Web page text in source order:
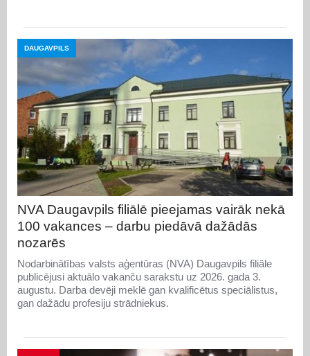
DAUGAVPILS
NVA Daugavpils filiālē pieejamas vairāk nekā
100 vakances – darbu piedāvā dažādās
nozarēs
Nodarbinātības valsts aģentūras (NVA) Daugavpils filiāle
publicējusi aktuālo vakanču sarakstu uz 2026. gada 3.
augustu. Darba devēji meklē gan kvalificētus speciālistus,
gan dažādu profesiju strādniekus.